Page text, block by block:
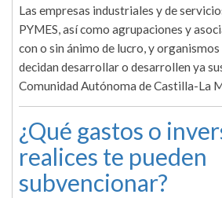
Las empresas industriales y de
PYMES, así como agrupaciones y
con o sin ánimo de lucro, y
decidan desarrollar o desarrollen ya
Comunidad Autónoma de Castilla-La
¿Qué gastos o
realices te pueden
subvencionar?